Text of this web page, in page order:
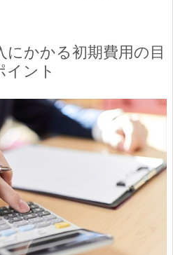
かかる初期費用の目
イント